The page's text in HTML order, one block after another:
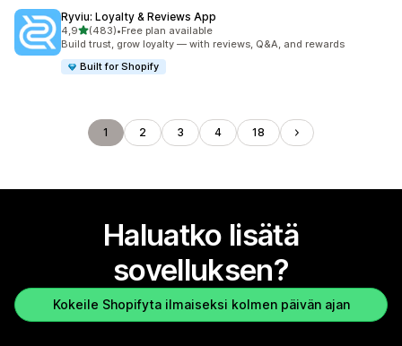
Ryviu: Loyalty & Reviews App
4,9/ 5 tähteä
(483)
483 arvostelua yhteensä
•Free plan available
Build trust, grow loyalty — with reviews, Q&A, and rewards
Built for Shopify
1 2 3 4 18
Haluatko lisätä
sovelluksen?
Kokeile Shopifyta ilmaiseksi kolmen päivän ajan